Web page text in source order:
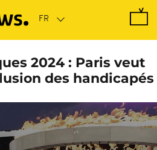
2024 : Paris veut
des handicapés